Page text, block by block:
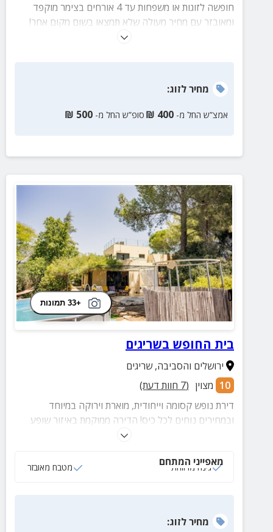
חופשה לזוגות או משפחות עד 4 אורחים בצימר מוקפד
ומאובזר עם מחיר מעולה שלא תמצאו בשום מקום אחר!
הצימר הכולל חדר שינה מרווח, מטבח גדול ומאובזר, גינה
מחירלזוג:
אמצ”ש החל מ- 400
₪ סופ”ש החל מ- 500
₪
+33 תמונות
בית החופש בשריגים
ירושלים והסביבה,שריגים
10 מצוין (
7 חוות דעת)
דירת נופש קסומה וייחודית, מוארת וירוקה במיוחד
ובמחירים נוחים לכל כיס! הדירה ממוקמת באיזור שופע
אטרקציות ופעילויות. מתאימה לעד 8 אורחים
מאפייני המתחם
גינה מרווחת מטבח מאובזר
מחירלזוג: